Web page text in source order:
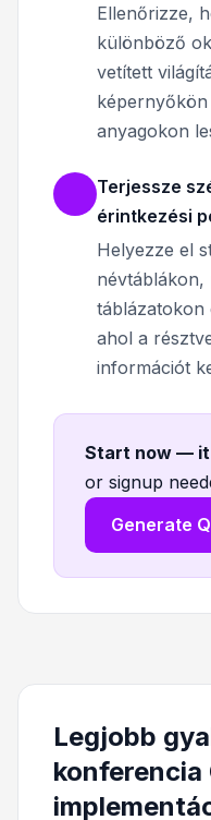
Ellenőrizze,
különböző
vetített
anyagokon
Terjessze
érintkezési
Helyezze el
névtáblákon,
táblázatokon
ahol a
információt
Start now —
or signup
Generate
Legjobb
konferencia